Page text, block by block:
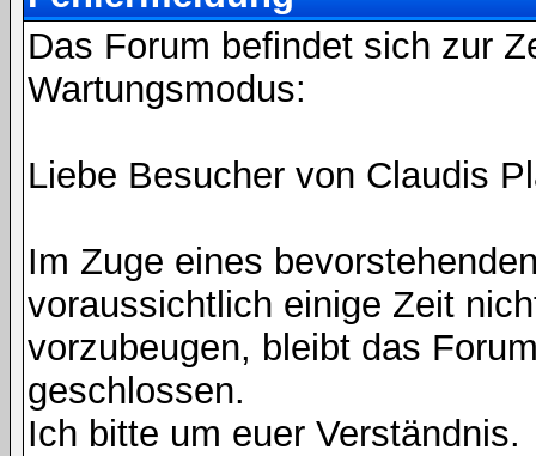
Das Forum befindet sich zur
Wartungsmodus:
Liebe Besucher von Claudis
Im Zuge eines
voraussichtlich einige Zeit
vorzubeugen, bleibt das
geschlossen.
Ich bitte um euer Verständnis.